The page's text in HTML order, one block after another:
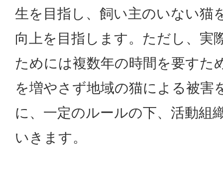
生を目指し、飼い主のいない猫
向上を目指します。ただし、実
ためには複数年の時間を要すた
を増やさず地域の猫による被害
に、一定のルールの下、活動組
いきます。